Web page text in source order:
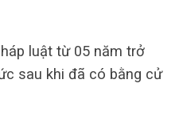
luật từ 05 năm trở
sau khi đã có bằng cử